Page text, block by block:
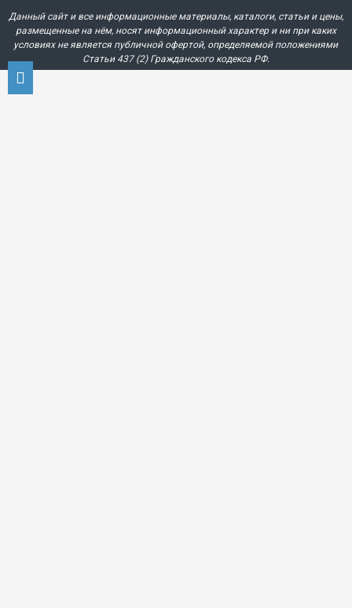
Данный сайт и все информационные материалы, каталоги, статьи и цены,
размещенные на нём, носят информационный характер и ни при каких
условиях не является публичной офертой, определяемой положениями
Статьи 437 (2) Гражданского кодекса РФ.